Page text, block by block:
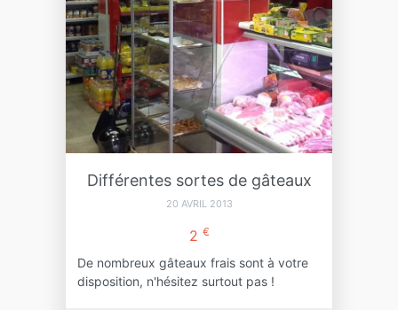
Différentes sortes de gâteaux
20 AVRIL 2013
2 €
De nombreux gâteaux frais sont à votre
disposition, n'hésitez surtout pas !